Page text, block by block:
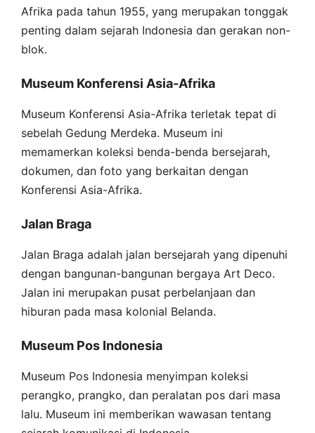
Afrika pada tahun 1955, yang merupakan tonggak
penting dalam sejarah Indonesia dan gerakan non-
blok.
Museum Konferensi Asia-Afrika
Museum Konferensi Asia-Afrika terletak tepat di
sebelah Gedung Merdeka. Museum ini
memamerkan koleksi benda-benda bersejarah,
dokumen, dan foto yang berkaitan dengan
Konferensi Asia-Afrika.
Jalan Braga
Jalan Braga adalah jalan bersejarah yang dipenuhi
dengan bangunan-bangunan bergaya Art Deco.
Jalan ini merupakan pusat perbelanjaan dan
hiburan pada masa kolonial Belanda.
Museum Pos Indonesia
Museum Pos Indonesia menyimpan koleksi
perangko, prangko, dan peralatan pos dari masa
lalu. Museum ini memberikan wawasan tentang